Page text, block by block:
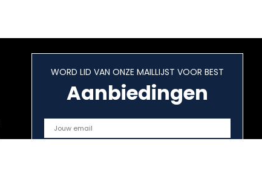
WORD LID VAN ONZE MAILLIJST VOOR BEST
Aanbiedingen